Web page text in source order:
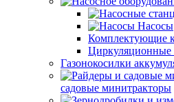
Насосы
Комплектующие
Циркуляционные
Газонокосилки
садовые минитракторы